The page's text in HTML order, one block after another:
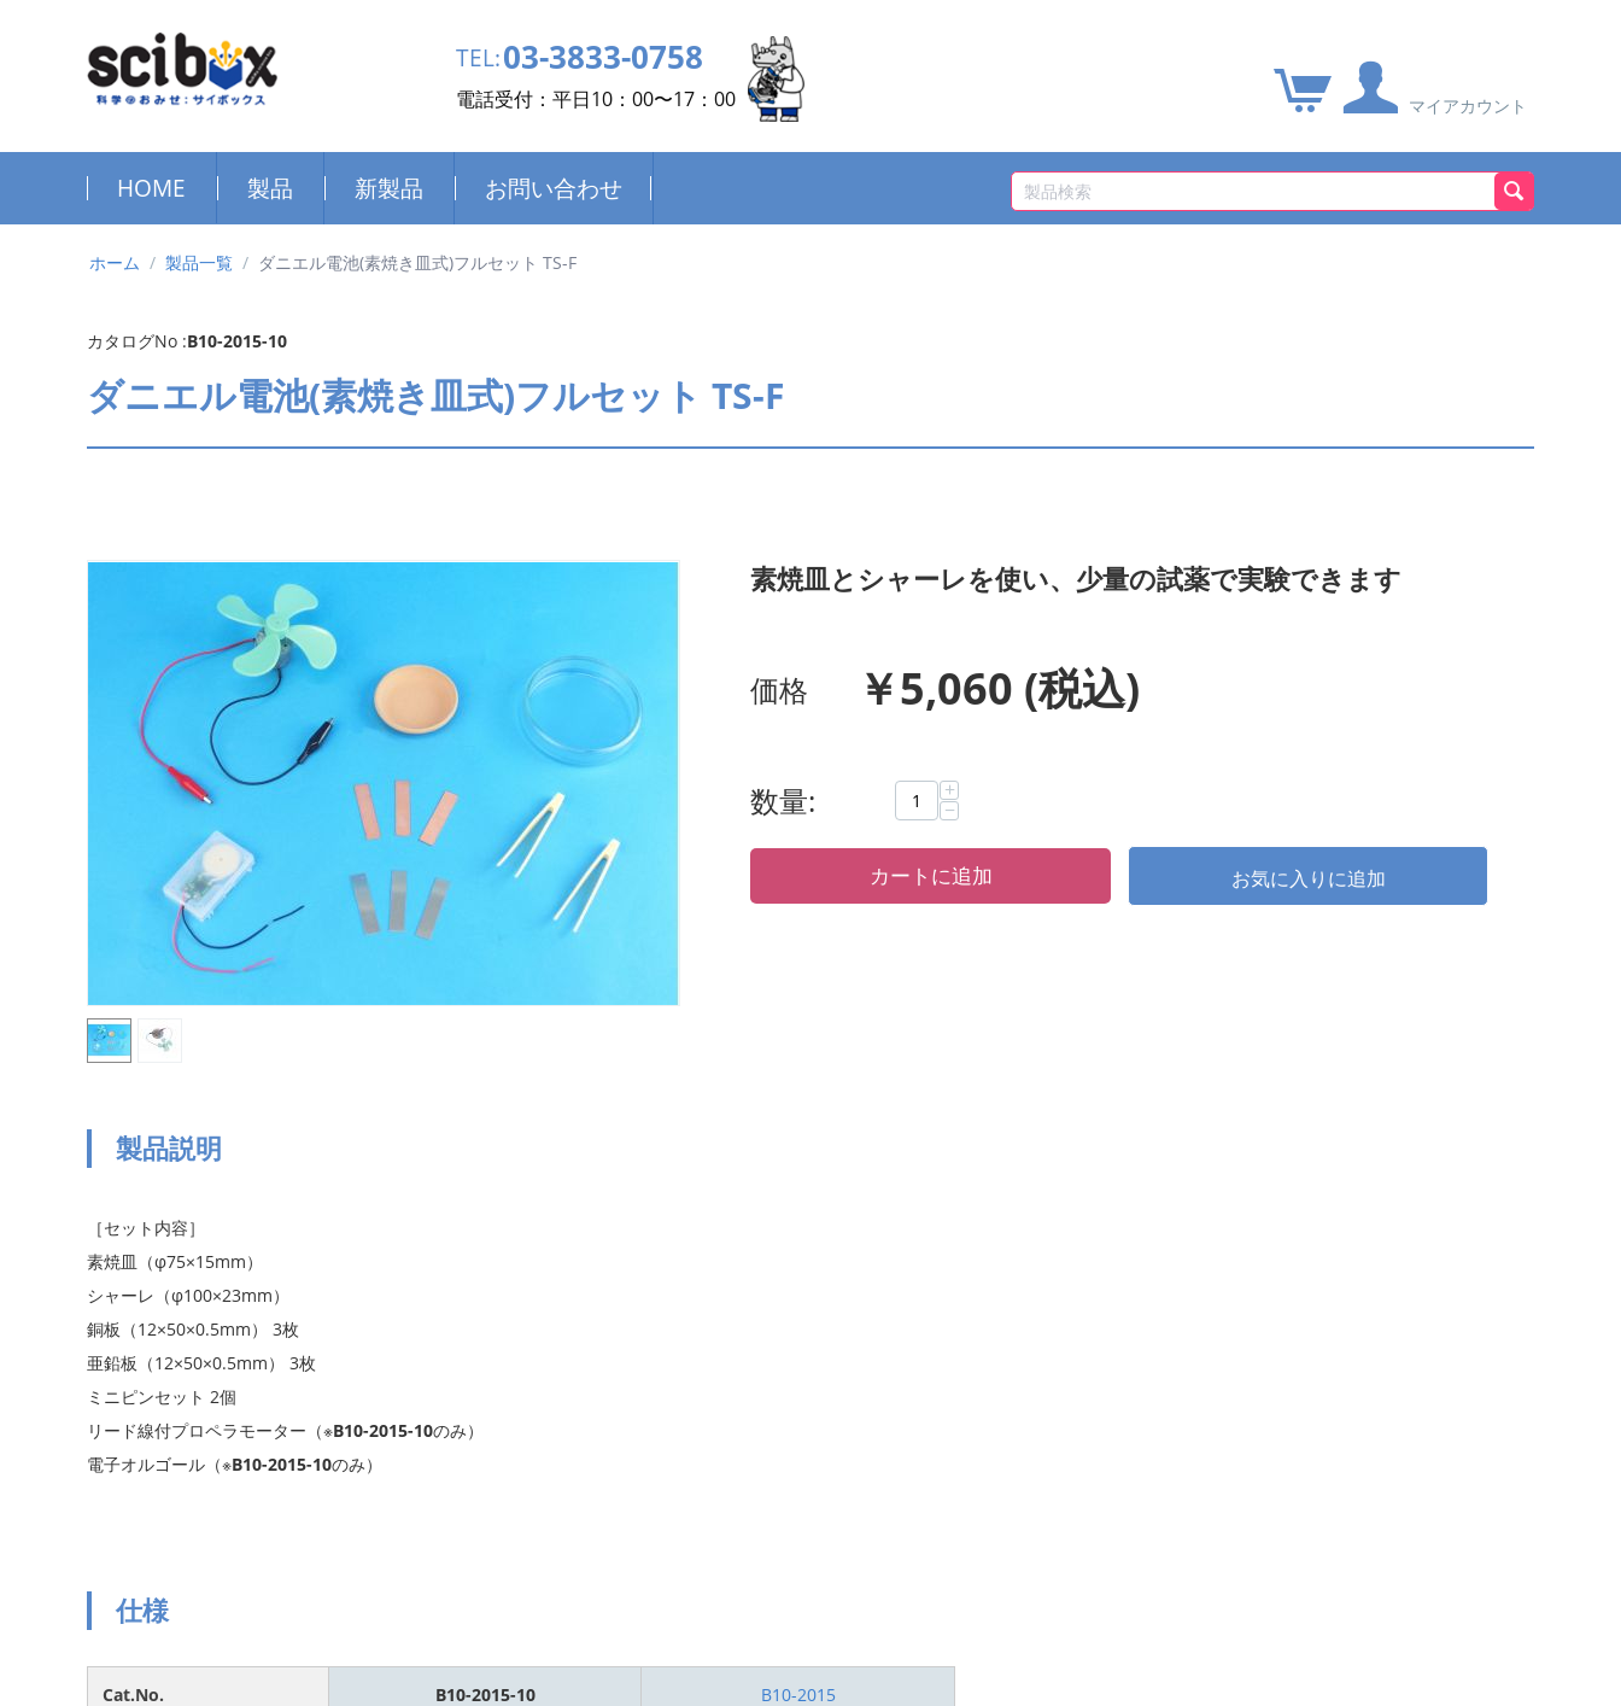
TEL:03-3833-0758
電話受付：平日10：00〜17：00 マイアカウント
HOME 製品 新製品 お問い合わせ
ホーム / 製品一覧 / ダニエル電池(素焼き皿式)フルセット TS-F
カタログNo :B10-2015-10
ダニエル電池(素焼き皿式)フルセット TS-F
素焼皿とシャーレを使い、少量の試薬で実験できます
価格 ￥5,060 (税込)
数量: +
−
カートに追加
製品説明
［セット内容］
素焼皿（φ75×15mm）
シャーレ（φ100×23mm）
銅板（12×50×0.5mm） 3枚
亜鉛板（12×50×0.5mm） 3枚
ミニピンセット 2個
リード線付プロペラモーター（※B10-2015-10のみ）
電子オルゴール（※B10-2015-10のみ）
仕様
Cat.No. B10-2015-10 B10-2015